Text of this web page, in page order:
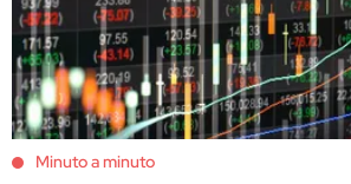
Minuto a minuto